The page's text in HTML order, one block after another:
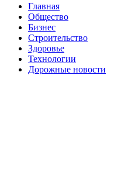
Главная
Общество
Бизнес
Строительство
Здоровье
Технологии
Дорожные новости